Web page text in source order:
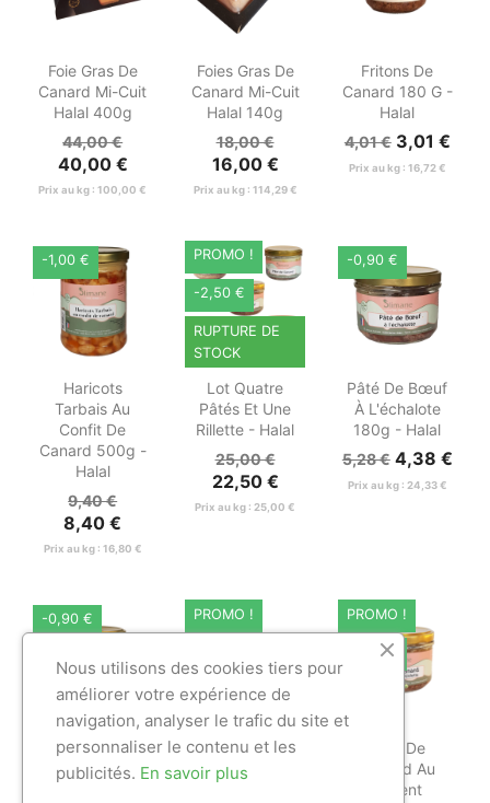
Aperçu
rapide
Foie Gras De
Canard Mi-Cuit
Halal 400g
44,00 €
40,00 €
Prix au kg : 100,00 €
Aperçu
rapide
Foies Gras De
Canard Mi-Cuit
Halal 140g
18,00 €
16,00 €
Prix au kg : 114,29 €
Aperçu
rapide
Fritons De
Canard 180 G -
Halal
4,01 € 3,01 €
Prix au kg : 16,72 €
Aperçu
rapide
Haricots
Tarbais Au
Confit De
Canard 500g -
Halal
9,40 €
8,40 €
Prix au kg : 16,80 €
-1,00 €
Aperçu
rapide
Lot Quatre
Pâtés Et Une
Rillette - Halal
25,00 €
22,50 €
Prix au kg : 25,00 €
PROMO !
-2,50 €
RUPTURE DE
STOCK
Aperçu
rapide
Pâté De Bœuf
À L'échalote
180g - Halal
5,28 € 4,38 €
Prix au kg : 24,33 €
-0,90 €
Aperçu
rapide
Pâté De Bœuf
À L'Oignon
-0,90 €
Aperçu
rapide
Pâté De Bœuf
À L'Oignon
PROMO !
Aperçu
rapide
Pâté De
Canard Au
Piment
PROMO !
-0,90 €
Nous utilisons des cookies tiers pour
améliorer votre expérience de
navigation, analyser le trafic du site et
personnaliser le contenu et les
publicités. En savoir plus